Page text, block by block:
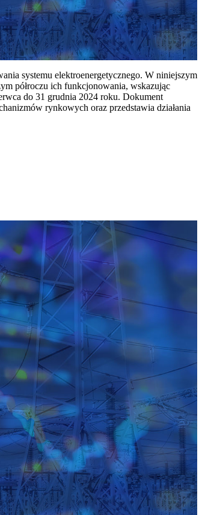
systemu elektroenergetycznego. W niniejszym
półroczu ich funkcjonowania, wskazując
do 31 grudnia 2024 roku. Dokument
rynkowych oraz przedstawia działania